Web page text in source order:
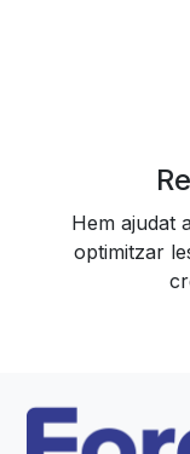
Hem ajudat
optimitzar